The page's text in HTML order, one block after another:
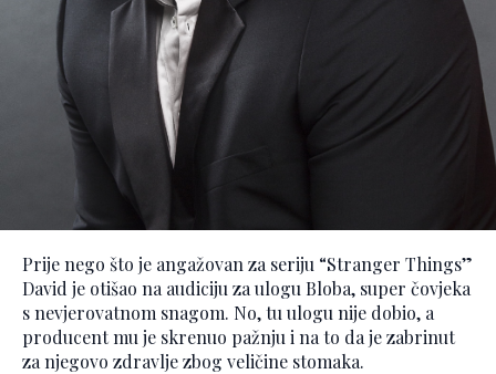
Prije nego što je angažovan za seriju “Stranger Things”
David je otišao na audiciju za ulogu Bloba, super čovjeka
s nevjerovatnom snagom. No, tu ulogu nije dobio, a
producent mu je skrenuo pažnju i na to da je zabrinut
za njegovo zdravlje zbog veličine stomaka.